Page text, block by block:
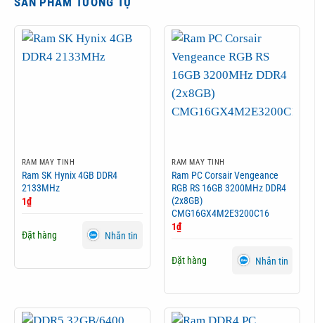
RAM MÁY TÍNH
Ram SK Hynix 4GB DDR4
2133MHz
1₫
Đặt hàng Nhắn tin
RAM MÁY TÍNH
Ram PC Corsair Vengeance
RGB RS 16GB 3200MHz DDR4
(2x8GB)
CMG16GX4M2E3200C16
1₫
Đặt hàng Nhắn tin